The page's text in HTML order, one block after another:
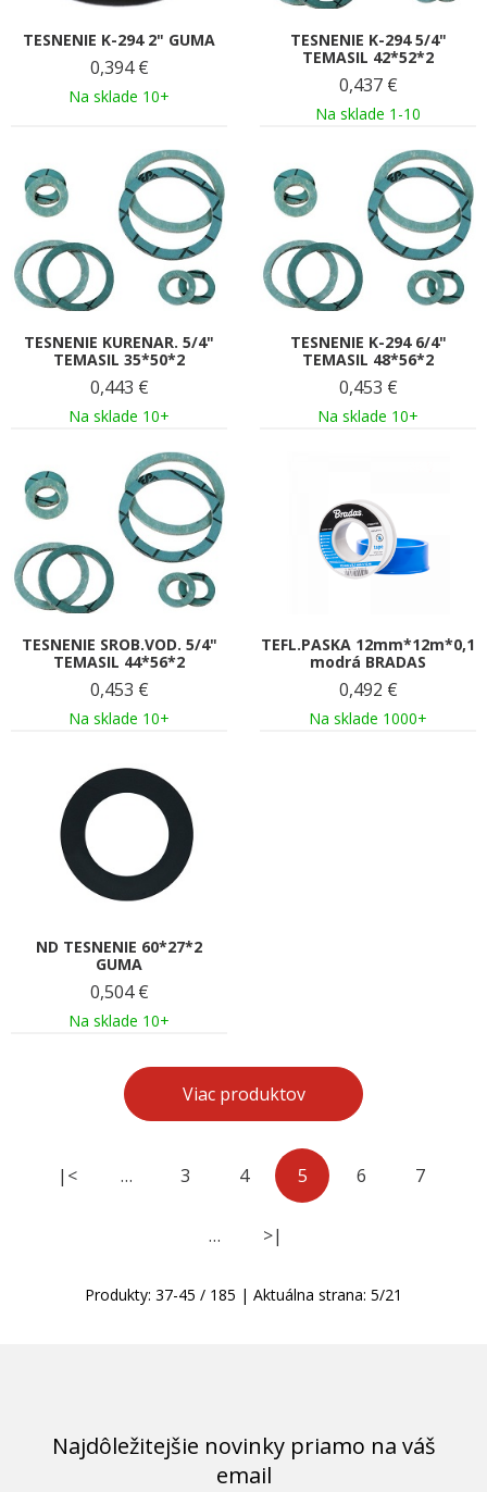
TESNENIE K-294 2" GUMA
0,394 €
Na sklade 10+
TESNENIE K-294 5/4"
TEMASIL 42*52*2
0,437 €
Na sklade 1-10
TESNENIE KURENAR. 5/4"
TEMASIL 35*50*2
0,443 €
Na sklade 10+
TESNENIE K-294 6/4"
TEMASIL 48*56*2
0,453 €
Na sklade 10+
TESNENIE SROB.VOD. 5/4"
TEMASIL 44*56*2
0,453 €
Na sklade 10+
TEFL.PASKA 12mm*12m*0,1
modrá BRADAS
0,492 €
Na sklade 1000+
ND TESNENIE 60*27*2
GUMA
0,504 €
Na sklade 10+
Viac produktov
|< … 3 4 5 6 7
… >|
Produkty: 37-45 / 185 | Aktuálna strana: 5/21
Najdôležitejšie novinky priamo na váš
email